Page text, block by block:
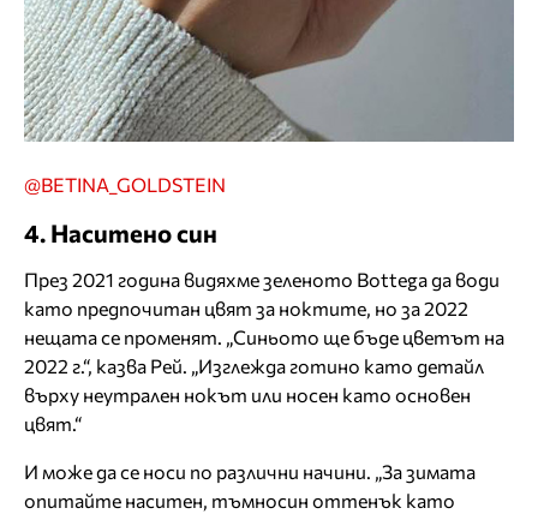
@BETINA_GOLDSTEIN
4. Наситено син
През 2021 година видяхме зеленото Bottega да води
като предпочитан цвят за ноктите, но за 2022
нещата се променят. „Синьото ще бъде цветът на
2022 г.“, казва Рей. „Изглежда готино като детайл
върху неутрален нокът или носен като основен
цвят.“
И може да се носи по различни начини. „За зимата
опитайте наситен, тъмносин оттенък като